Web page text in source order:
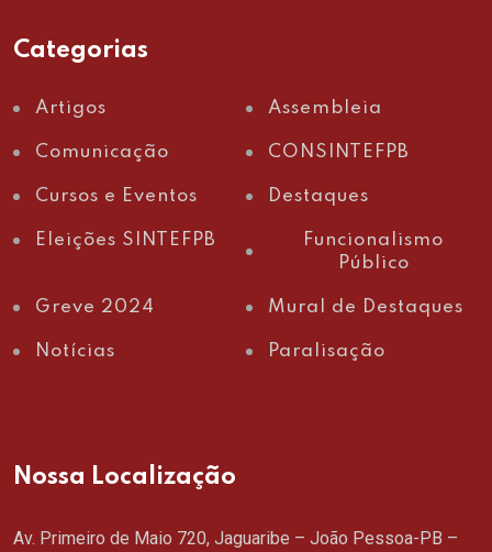
Categorias
Artigos Assembleia
Comunicação CONSINTEFPB
Cursos e Eventos Destaques
Eleições SINTEFPB
Funcionalismo
Público
Greve 2024 Mural de Destaques
Notícias Paralisação
Nossa Localização
Av. Primeiro de Maio 720, Jaguaribe – João Pessoa-PB –